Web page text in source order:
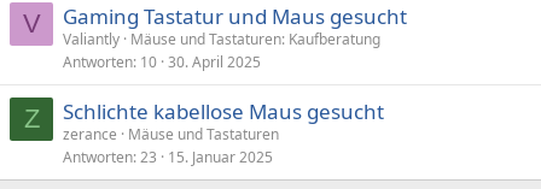
V Gaming Tastatur und Maus gesucht
Valiantly Mäuse und Tastaturen: Kaufberatung
Antworten 10 30. April 2025
Z Schlichte kabellose Maus gesucht
zerance
Mäuse und Tastaturen
Antworten 23 15. Januar 2025